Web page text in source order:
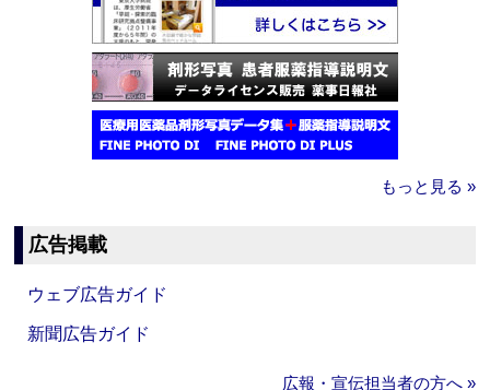
もっと見る »
広告掲載
ウェブ広告ガイド
新聞広告ガイド
広報・宣伝担当者の方へ »